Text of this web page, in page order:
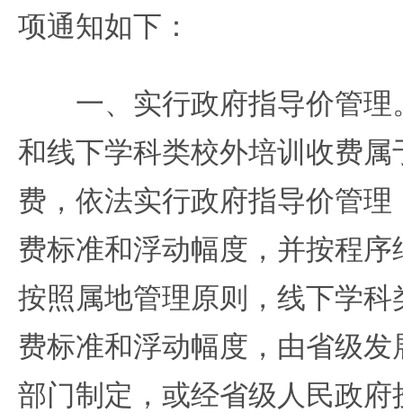
项通知如下：
一、实行政府指导价管理
和线下学科类校外培训收费
费，依法实行政府指导价管
费标准和浮动幅度，并按程
按照属地管理原则，线下学
费标准和浮动幅度，由省级
部门制定，或经省级人民政